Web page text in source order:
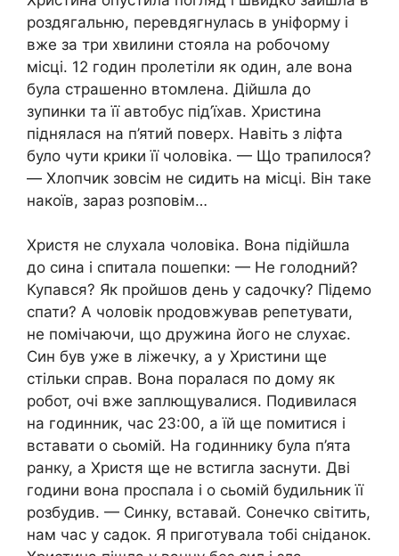
роздягальню, перевдягнулась в уніформу і
вже за три хвилини стояла на робочому
місці. 12 годин пролетіли як один, але вона
була страшенно втомлена. Дійшла до
зупинки та її автобус під’їхав. Христина
піднялася на п’ятий поверх. Навіть з ліфта
було чути крики її чоловіка. — Що трапилося?
— Хлопчик зовсім не сидить на місці. Він таке
накоїв, зараз розповім…
Христя не слухала чоловіка. Вона підійшла
до сина і спитала пошепки: — Не голодний?
Купався? Як пройшов день у садочку? Підемо
спати? А чоловік nродовжував репетувати,
не помічаючи, що дружина його не слухає.
Син був уже в ліжечку, а у Христини ще
стільки справ. Вона поралася по дому як
робот, очі вже заплющувалися. Подивилася
на годинник, час 23:00, а їй ще помитися і
вставати о сьомій. На годиннику була п’ята
ранку, а Христя ще не встигла заснути. Дві
години вона проспала і о сьомій будильник її
розбудив. — Синку, вставай. Сонечко світить,
нам час у садок. Я приготувала тобі сніданок.